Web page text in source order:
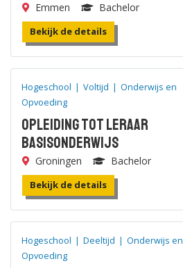
Emmen Bachelor
Bekijk de details
Hogeschool | Voltijd | Onderwijs en
Opvoeding
Opleiding tot leraar
Basisonderwijs
Groningen Bachelor
Bekijk de details
Hogeschool | Deeltijd | Onderwijs en
Opvoeding